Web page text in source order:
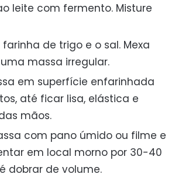
leite com fermento. Misture
de trigo e o sal. Mexa
massa irregular.
em superfície enfarinhada
até ficar lisa, elástica e
mãos.
com pano úmido ou filme e
em local morno por 30-40
dobrar de volume.